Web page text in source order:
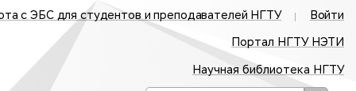
с ЭБС для студентов и преподавателей НГТУ Войти
Портал НГТУ НЭТИ
Научная библиотека НГТУ